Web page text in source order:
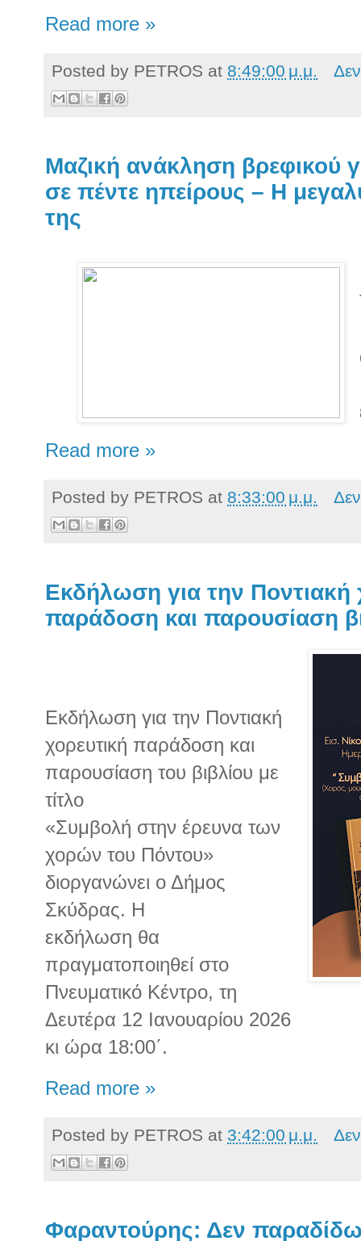
Read more »
Posted by PETROS at 8:49:00 μ.μ.
Μαζική ανάκληση βρεφικού
σε πέντε ηπείρους – Η
της
Read more »
Posted by PETROS at 8:33:00 μ.μ.
Εκδήλωση για την Ποντιακή
παράδοση και παρουσίαση
Εκδήλωση για την Ποντιακή
χορευτική παράδοση και
παρουσίαση του βιβλίου με
τίτλο
«Συμβολή στην έρευνα των
χορών του Πόντου»
διοργανώνει ο Δήμος
Σκύδρας. Η
εκδήλωση θα
πραγματοποιηθεί στο
Πνευματικό Κέντρο, τη
Δευτέρα 12 Ιανουαρίου 2026
κι ώρα 18:00΄.
Read more »
Posted by PETROS at 3:42:00 μ.μ.
Φαραντούρης: Δεν